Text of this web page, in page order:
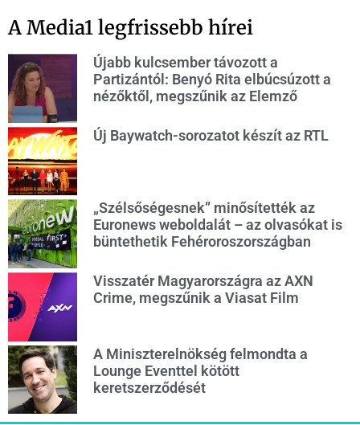
A Media1 legfrissebb hírei
Újabb kulcsember távozott a
Partizántól: Benyó Rita elbúcsúzott a
nézőktől, megszűnik az Elemző
Új Baywatch-sorozatot készít az RTL
„Szélsőségesnek” minősítették az
Euronews weboldalát – az olvasókat is
büntethetik Fehéroroszországban
Visszatér Magyarországra az AXN
Crime, megszűnik a Viasat Film
A Miniszterelnökség felmondta a
Lounge Eventtel kötött
keretszerződését